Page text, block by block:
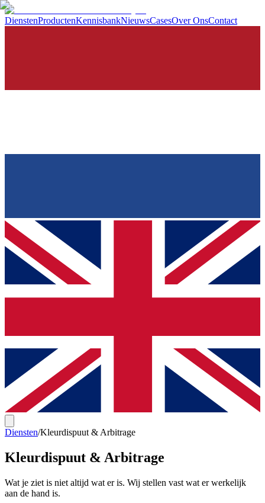
DienstenProductenKennisbankNieuwsCasesOver OnsContact
Diensten/Kleurdispuut & Arbitrage
Kleurdispuut & Arbitrage
Wat je ziet is niet altijd wat er is. Wij stellen vast wat er werkelijk
aan de hand is.